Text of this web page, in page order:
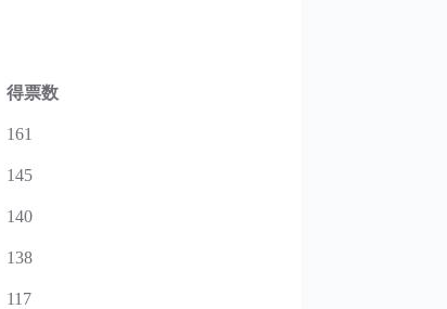
得票数
161
145
140
138
117